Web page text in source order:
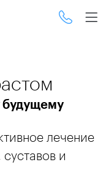
будущему
лечение
и